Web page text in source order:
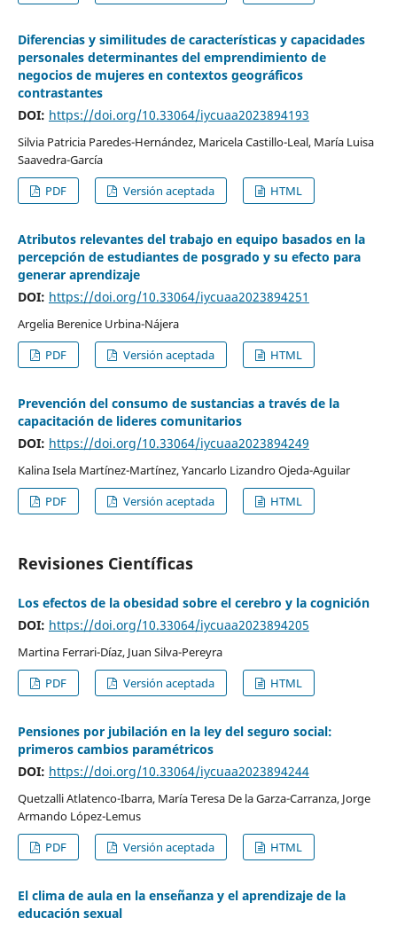
Diferencias y similitudes de características y capacidades
personales determinantes del emprendimiento de
negocios de mujeres en contextos geográficos
contrastantes
DOI: https://doi.org/10.33064/iycuaa2023894193
Silvia Patricia Paredes-Hernández, Maricela Castillo-Leal, María Luisa
Saavedra-García
PDF
Versión aceptada HTML
Atributos relevantes del trabajo en equipo basados en la
percepción de estudiantes de posgrado y su efecto para
generar aprendizaje
DOI: https://doi.org/10.33064/iycuaa2023894251
Argelia Berenice Urbina-Nájera
PDF
Versión aceptada HTML
Prevención del consumo de sustancias a través de la
capacitación de lideres comunitarios
DOI: https://doi.org/10.33064/iycuaa2023894249
Kalina Isela Martínez-Martínez, Yancarlo Lizandro Ojeda-Aguilar
PDF
Versión aceptada HTML
Revisiones Científicas
Los efectos de la obesidad sobre el cerebro y la cognición
DOI: https://doi.org/10.33064/iycuaa2023894205
Martina Ferrari-Díaz, Juan Silva-Pereyra
PDF
Versión aceptada HTML
Pensiones por jubilación en la ley del seguro social:
primeros cambios paramétricos
DOI: https://doi.org/10.33064/iycuaa2023894244
Quetzalli Atlatenco-Ibarra, María Teresa De la Garza-Carranza, Jorge
Armando López-Lemus
PDF
Versión aceptada HTML
El clima de aula en la enseñanza y el aprendizaje de la
educación sexual